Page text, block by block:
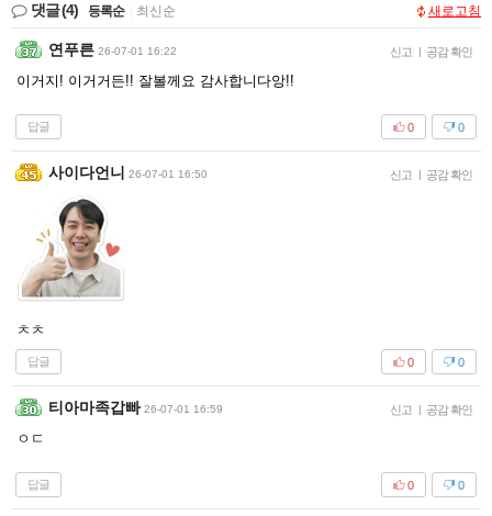
댓글(4) 등록순 최신순 새로고침
연푸른 26-07-01 16:22 신고 | 공감 확인
이거지! 이거거든!! 잘볼께요 감사합니다앙!!
답글 0
0
사이다언니 26-07-01 16:50 신고 | 공감 확인
ㅊㅊ
답글 0
0
티아마족갑빠 26-07-01 16:59 신고 | 공감 확인
ㅇㄷ
답글 0
0